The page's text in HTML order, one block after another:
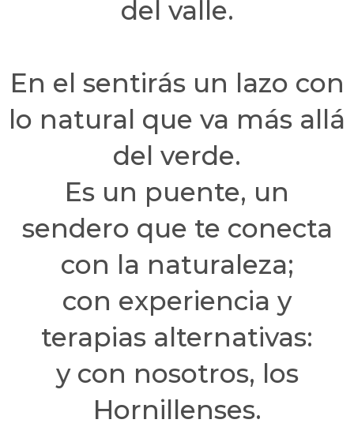
del valle.
En el sentirás un lazo con
lo natural que va más allá
del verde.
Es un puente, un
sendero que te conecta
con la naturaleza;
con experiencia y
terapias alternativas:
y con nosotros, los
Hornillenses.